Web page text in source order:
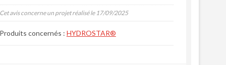
Cet avis concerne un projet réalisé le 17/09/2025
Produits concernés : HYDROSTAR®